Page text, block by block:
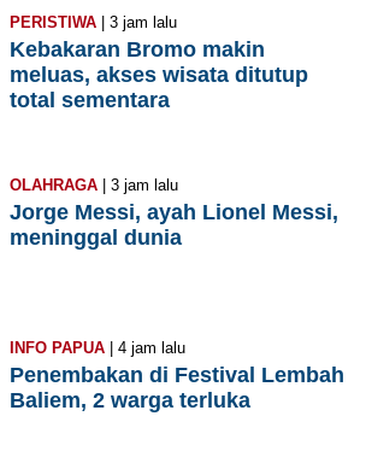
PERISTIWA | 3 jam lalu
Kebakaran Bromo makin
meluas, akses wisata ditutup
total sementara
OLAHRAGA | 3 jam lalu
Jorge Messi, ayah Lionel Messi,
meninggal dunia
INFO PAPUA | 4 jam lalu
Penembakan di Festival Lembah
Baliem, 2 warga terluka